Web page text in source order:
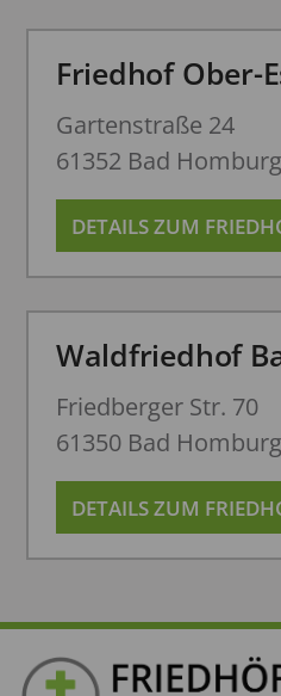
Friedhof Ober-
Gartenstraße 24
61352 Bad Homburg
DETAILS ZUM
Waldfriedhof
Friedberger Str. 70
61350 Bad Homburg
DETAILS ZUM